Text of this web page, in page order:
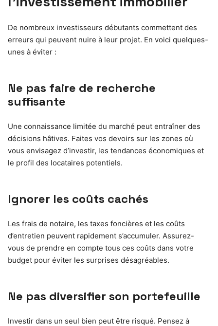
De nombreux investisseurs débutants commettent des
erreurs qui peuvent nuire à leur projet. En voici quelques-
unes à éviter :
Ne pas faire de recherche
suffisante
Une connaissance limitée du marché peut entraîner des
décisions hâtives. Faites vos devoirs sur les zones où
vous envisagez d’investir, les tendances économiques et
le profil des locataires potentiels.
Ignorer les coûts cachés
Les frais de notaire, les taxes foncières et les coûts
d’entretien peuvent rapidement s’accumuler. Assurez-
vous de prendre en compte tous ces coûts dans votre
budget pour éviter les surprises désagréables.
Ne pas diversifier son portefeuille
Investir dans un seul bien peut être risqué. Pensez à